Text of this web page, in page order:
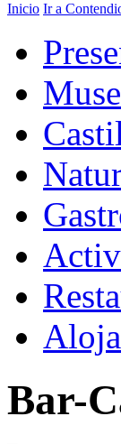
Inicio Ir a
Bar-